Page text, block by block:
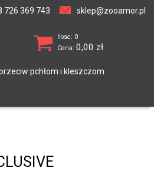
726 369 743 sklep@zooamor.pl
Ilosc: 0
Cena: 0,00 zł
pchłom i kleszczom